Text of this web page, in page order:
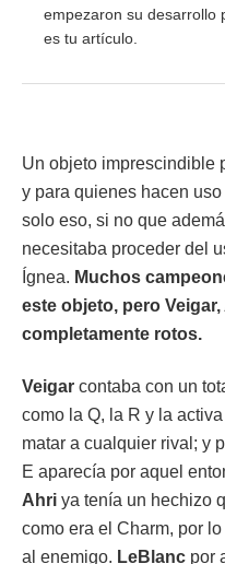
empezaron su desarrollo
es tu artículo.
Un objeto imprescindible
y para quienes hacen
solo eso, si no que
necesitaba proceder del
Ígnea. Muchos
este objeto, pero
completamente rotos.
Veigar contaba con un
como la Q, la R y la
matar a cualquier rival; y
E aparecía por aquel
Ahri ya tenía un hechizo
como era el Charm, por
al enemigo. LeBlanc por